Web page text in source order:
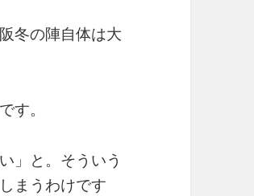
冬の陣自体は大
す。
」と。そういう
まうわけです